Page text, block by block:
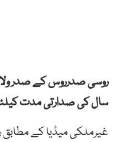
سال کی صدارتی مدت
غیرملکی میڈیا کے